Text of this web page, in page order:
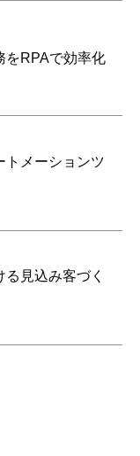
をRPAで効率化
トメーションツ
見込み客づく